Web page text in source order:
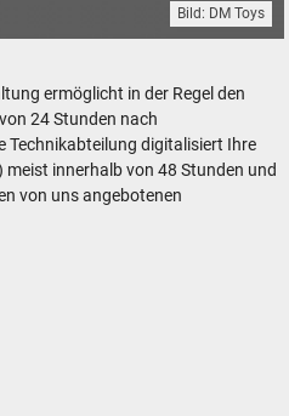
Bild: DM Toys
ermöglicht in der Regel den
24 Stunden nach
Technikabteilung digitalisiert Ihre
meist innerhalb von 48 Stunden und
von uns angebotenen